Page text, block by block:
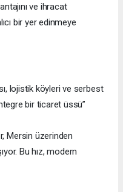
ve ihracat
bir yer edinmeye
lojistik köyleri ve serbest
bir ticaret üssü”
Mersin üzerinden
Bu hız, modern